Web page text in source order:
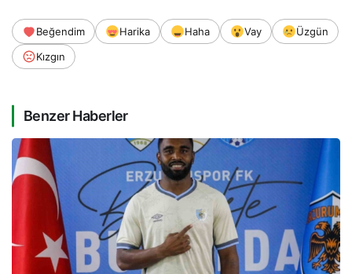
Beğendim Harika Haha Vay
Üzgün
Kızgın
Benzer Haberler